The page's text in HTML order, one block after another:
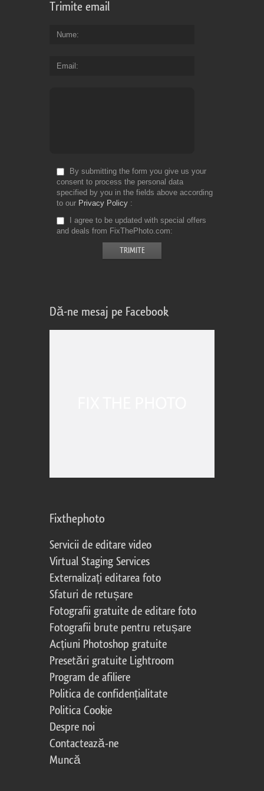
Trimite email
Nume
Email
By submitting the form you give us your
consent to process the personal data
specified by you in the fields above according
to our Privacy Policy
I agree to be updated with special offers
and deals from FixThePhoto.com
Dă-ne mesaj pe Facebook
Fixthephoto
Servicii de editare video
Virtual Staging Services
Externalizați editarea foto
Sfaturi de retușare
Fotografii gratuite de editare foto
Fotografii brute pentru retușare
Acțiuni Photoshop gratuite
Presetări gratuite Lightroom
Program de afiliere
Politica de confidențialitate
Politica Cookie
Despre noi
Contactează-ne
Muncă